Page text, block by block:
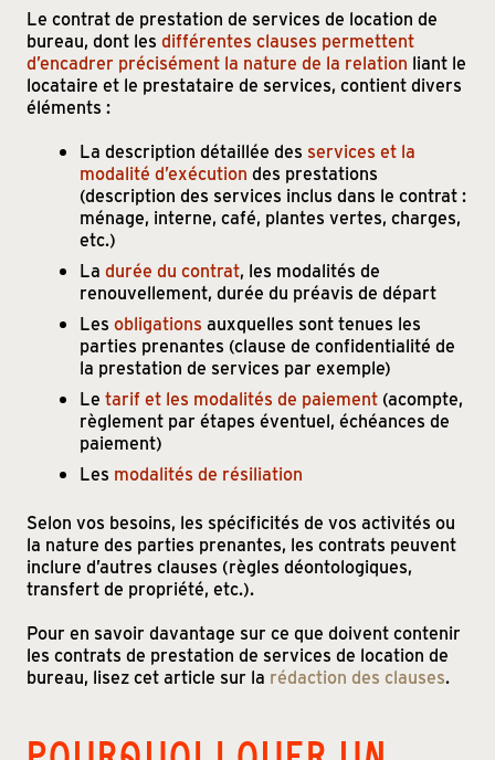
Le contrat de prestation de services de location de
bureau, dont les différentes clauses permettent
d’encadrer précisément la nature de la relation liant le
locataire et le prestataire de services, contient divers
éléments :
La description détaillée des services et la
modalité d’exécution des prestations
(description des services inclus dans le contrat :
ménage, interne, café, plantes vertes, charges,
etc.)
La durée du contrat, les modalités de
renouvellement, durée du préavis de départ
Les obligations auxquelles sont tenues les
parties prenantes (clause de confidentialité de
la prestation de services par exemple)
Le tarif et les modalités de paiement (acompte,
règlement par étapes éventuel, échéances de
paiement)
Les modalités de résiliation
Selon vos besoins, les spécificités de vos activités ou
la nature des parties prenantes, les contrats peuvent
inclure d’autres clauses (règles déontologiques,
transfert de propriété, etc.).
Pour en savoir davantage sur ce que doivent contenir
les contrats de prestation de services de location de
bureau, lisez cet article sur la rédaction des clauses.